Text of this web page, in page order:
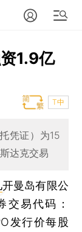
1.9亿
T中
凭证）为15
达克交易
开曼岛有限公
交易代码：
发行价每股